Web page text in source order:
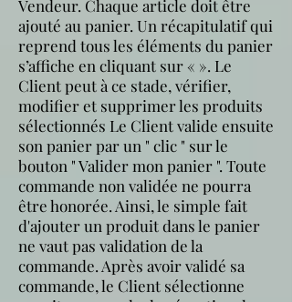
Vendeur. Chaque article doit être
ajouté au panier. Un récapitulatif qui
reprend tous les éléments du panier
s’affiche en cliquant sur « ». Le
Client peut à ce stade, vérifier,
modifier et supprimer les produits
sélectionnés Le Client valide ensuite
son panier par un " clic " sur le
bouton " Valider mon panier ". Toute
commande non validée ne pourra
être honorée. Ainsi, le simple fait
d'ajouter un produit dans le panier
ne vaut pas validation de la
commande. Après avoir validé sa
commande, le Client sélectionne